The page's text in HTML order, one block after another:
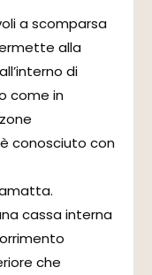
a scomparsa
alla
di
come in
conosciuto con
cassa interna
che